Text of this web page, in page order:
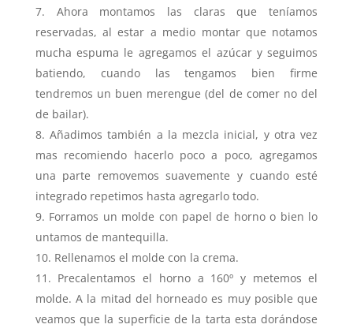
Ahora montamos las claras que teníamos
reservadas, al estar a medio montar que notamos
mucha espuma le agregamos el azúcar y seguimos
batiendo, cuando las tengamos bien firme
tendremos un buen merengue (del de comer no del
de bailar).
Añadimos también a la mezcla inicial, y otra vez
mas recomiendo hacerlo poco a poco, agregamos
una parte removemos suavemente y cuando esté
integrado repetimos hasta agregarlo todo.
Forramos un molde con papel de horno o bien lo
untamos de mantequilla.
Rellenamos el molde con la crema.
Precalentamos el horno a 160º y metemos el
molde. A la mitad del horneado es muy posible que
veamos que la superficie de la tarta esta dorándose